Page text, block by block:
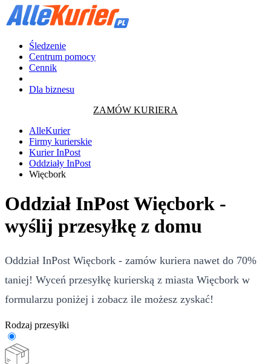
Śledzenie
Centrum pomocy
Cennik
Dla biznesu
ZAMÓW KURIERA
AlleKurier
Firmy kurierskie
Kurier InPost
Oddziały InPost
Więcbork
Oddział InPost Więcbork -
wyślij przesyłkę z domu
Oddział InPost Więcbork - zamów kuriera nawet do 70%
taniej! Wyceń przesyłkę kurierską z miasta Więcbork w
formularzu poniżej i zobacz ile możesz zyskać!
Rodzaj przesyłki